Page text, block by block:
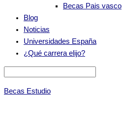
Becas Pais vasco
Blog
Noticias
Universidades España
¿Qué carrera elijo?
Becas Estudio